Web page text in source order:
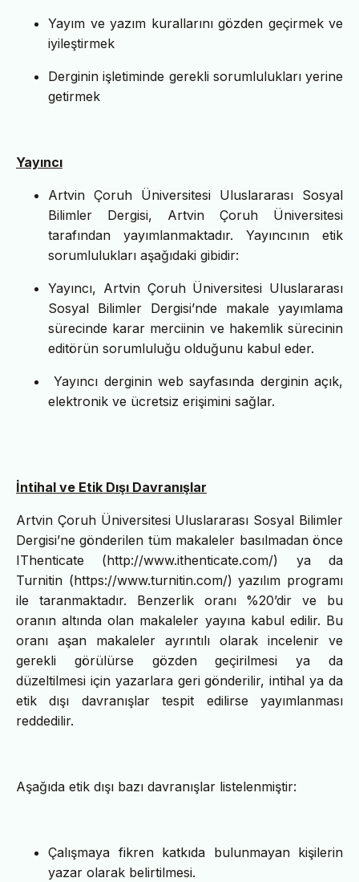
Yayım ve yazım kurallarını gözden geçirmek ve
iyileştirmek
Derginin işletiminde gerekli sorumlulukları yerine
getirmek
Yayıncı
Artvin Çoruh Üniversitesi Uluslararası Sosyal
Bilimler Dergisi, Artvin Çoruh Üniversitesi
tarafından yayımlanmaktadır. Yayıncının etik
sorumlulukları aşağıdaki gibidir:
Yayıncı, Artvin Çoruh Üniversitesi Uluslararası
Sosyal Bilimler Dergisi’nde makale yayımlama
sürecinde karar merciinin ve hakemlik sürecinin
editörün sorumluluğu olduğunu kabul eder.
Yayıncı derginin web sayfasında derginin açık,
elektronik ve ücretsiz erişimini sağlar.
İntihal ve Etik Dışı Davranışlar
Artvin Çoruh Üniversitesi Uluslararası Sosyal Bilimler
Dergisi’ne gönderilen tüm makaleler basılmadan önce
IThenticate (http://www.ithenticate.com/) ya da
Turnitin (https://www.turnitin.com/) yazılım programı
ile taranmaktadır. Benzerlik oranı %20’dir ve bu
oranın altında olan makaleler yayına kabul edilir. Bu
oranı aşan makaleler ayrıntılı olarak incelenir ve
gerekli görülürse gözden geçirilmesi ya da
düzeltilmesi için yazarlara geri gönderilir, intihal ya da
etik dışı davranışlar tespit edilirse yayımlanması
reddedilir.
Aşağıda etik dışı bazı davranışlar listelenmiştir:
Çalışmaya fikren katkıda bulunmayan kişilerin
yazar olarak belirtilmesi.